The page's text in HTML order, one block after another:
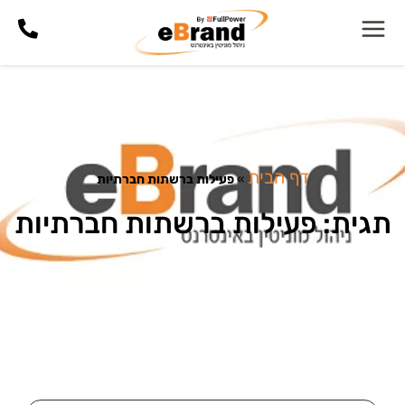
דף הבית »פעילות ברשתות חברתיות
תגית: פעילות ברשתות חברתיות